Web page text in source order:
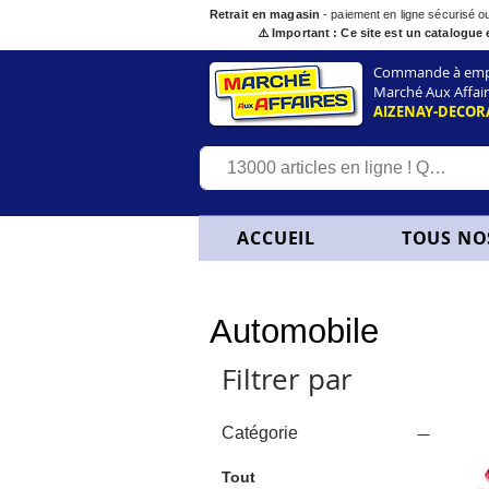
Retrait en magasin - paiement en ligne sécurisé
⚠️ Important : Ce site est un catalogue
Commande à
Marché Aux
AIZENAY-
ACCUEIL TOUS
Automobile
Filtrer par
Catégorie
Tout